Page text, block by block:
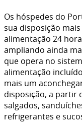
Os hóspedes do
sua disposição
alimentação 24
ampliando ainda
que opera no
alimentação
mais um
disposição, a partir
salgados,
refrigerantes e